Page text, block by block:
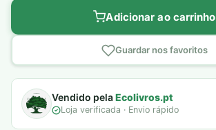
Adicionar ao carrinho
Guardar nos favoritos
Vendido pelaEcolivros.pt
Loja verificada · Envio rápido